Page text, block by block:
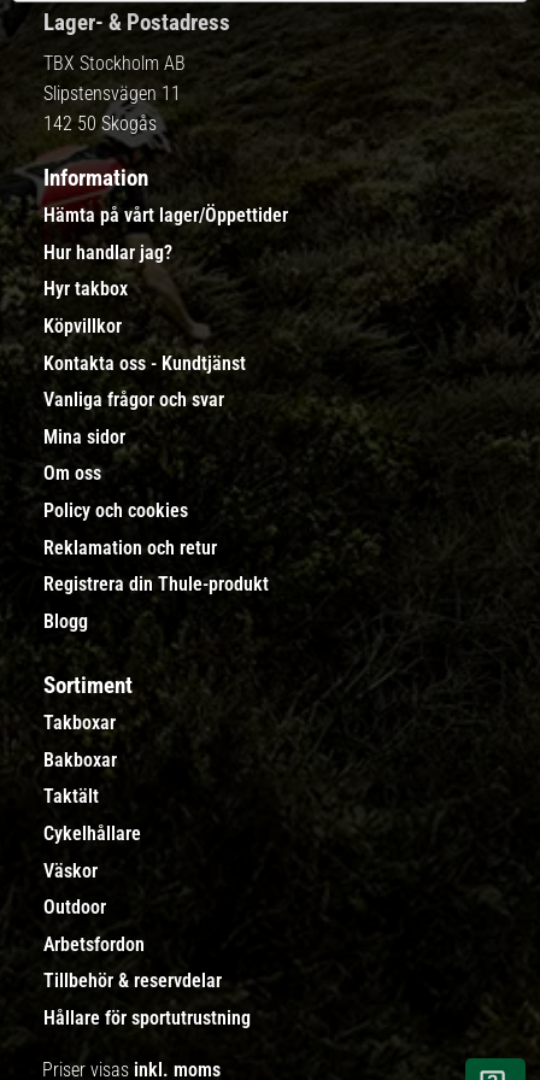
Lager- & Postadress
TBX Stockholm AB
Slipstensvägen 11
142 50 Skogås
Information
Hämta på vårt lager/Öppettider
Hur handlar jag?
Hyr takbox
Köpvillkor
Kontakta oss - Kundtjänst
Vanliga frågor och svar
Mina sidor
Om oss
Policy och cookies
Reklamation och retur
Registrera din Thule-produkt
Blogg
Sortiment
Takboxar
Bakboxar
Taktält
Cykelhållare
Väskor
Outdoor
Arbetsfordon
Tillbehör & reservdelar
Hållare för sportutrustning
Priser visas inkl. moms